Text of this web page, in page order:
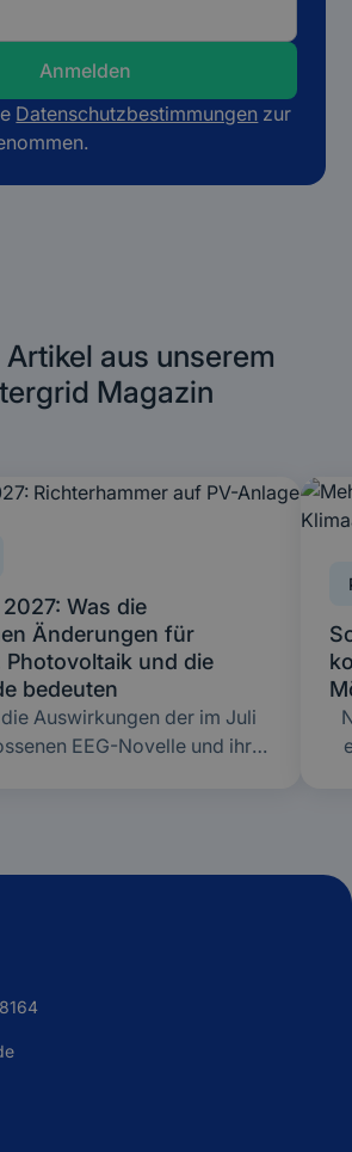
Datenschutzbestimmungen zur
aus unserem
Magazin
Was die
Änderungen für
Photovoltaik und die
bedeuten
Auswirkungen der im Juli
EEG-Novelle und ihre